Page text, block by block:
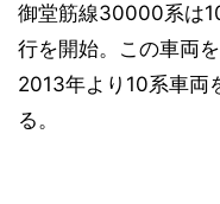
御堂筋線30000系は
行を開始。この車両
2013年より10系車両
る。